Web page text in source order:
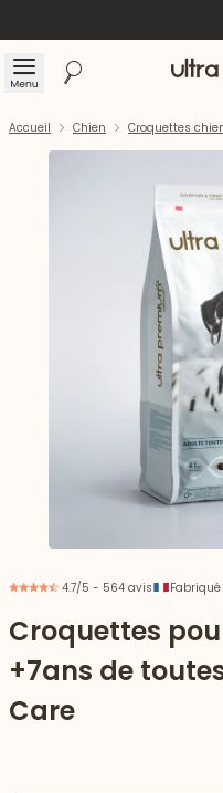
Menu Rechercher
Accueil Chien Croquettes
4.7/5 - 564 avis
Croquettes
+7ans de
Care